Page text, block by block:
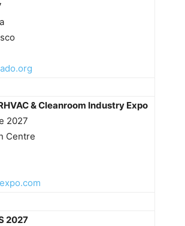
& Cleanroom Industry Expo
2027
Centre
2027